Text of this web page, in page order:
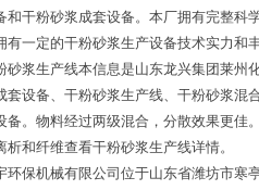
干粉砂浆成套设备。本厂拥有完整
一定的干粉砂浆生产设备技术实力和
浆生产线本信息是山东龙兴集团莱
设备、干粉砂浆生产线、干粉砂浆
。物料经过两级混合，分散效果更
和纤维查看干粉砂浆生产线详情。
保机械有限公司位于山东省潍坊市